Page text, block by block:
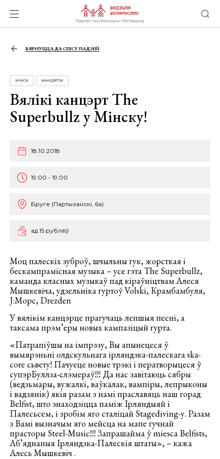
ВЯРНУЦЦА ДА СПІСУ ПАДЗЕЙ
МІНСК КАНЦЭРТЫ
Вялікі канцэрт The
Superbullz у Мінску!
18.10.2018
19:00 - 19:00
Бруге (Партызанскі, 6а)
ад 15 рублёў
Моц палескіх зуброў, шчыльны гук, жорсткая і
бескампрамісная музыка – усе гэта The Superbullz,
каманда класных музыкаў пад кіраўніцтвам Алеся
Мышкевіча, удзельніка гуртоў Volski, Крамбамбуля,
J:Морс, Drezden
У вялікім канцэрце прагучаць лепшыя песні, а
таксама прэм’еры новых кампазіцый гурта.
«Патрапіўшы на імпрэзу, Вы апынецеся ў
вымярэньні олдскульнага ірляндзка-палескага ska-
core сьвету! Пачуеце новые трэкі і ператворыцеся ў
супэрБуллза-слэмераў!!! Да нас завітаюць сябры
(ведзьмары, вужалкі, ваўкалак, вампіры, лепрыконы
і вадзянік) якія разам з намі праславяць наш горад
Belfist, што знаходзіцца паміж Ірляндыяй і
Палесьсем, і зробім яго сталіцай Stagediving-у. Разам
з Вамі вызначым яго мейсца на мапе гучнай
прасторы Steel-Music!!! Запрашайма ў miesca Belfists,
Аб’яднаныя Ірляндзка-Палескія штаты», – кажа
Алесь Мышкевіч .